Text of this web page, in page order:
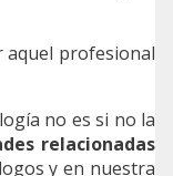
aquel profesional
no es si no la
relacionadas
y en nuestra